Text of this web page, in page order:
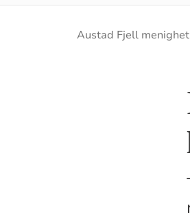
Austad Fjell menighet